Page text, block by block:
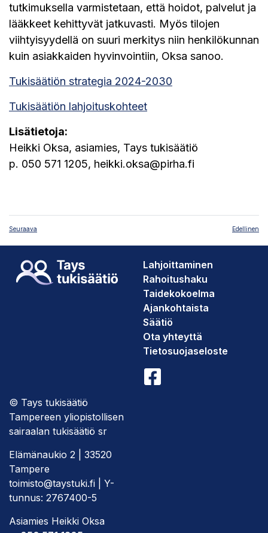
tutkimuksella varmistetaan, että hoidot, palvelut ja
lääkkeet kehittyvät jatkuvasti. Myös tilojen
viihtyisyydellä on suuri merkitys niin henkilökunnan
kuin asiakkaiden hyvinvointiin, Oksa sanoo.
Tukisäätiön strategia 2024-2030
Tukisäätiön lahjoituskohteet
Lisätietoja:
Heikki Oksa, asiamies, Tays tukisäätiö
p. 050 571 1205, heikki.oksa@pirha.fi
Seuraava Edellinen
Lahjoittaminen
Rahoitushaku
Taidekokoelma
Ajankohtaista
Säätiö
Ota yhteyttä
Tietosuojaseloste
© Tays tukisäätiö
Tampereen yliopistollisen
sairaalan tukisäätiö sr
Elämänaukio 2 | 33520
Tampere
toimisto@taystuki.fi | Y-
tunnus: 2767400-5
Asiamies Heikki Oksa